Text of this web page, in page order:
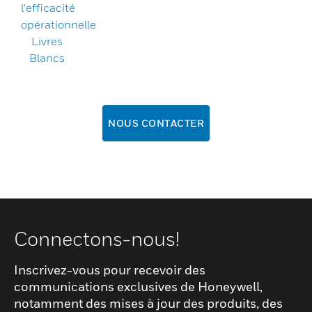
l'efficacité
opérationnelle
Livres
Blancs
NOUS CONTACTER
Connectons-nous!
Inscrivez-vous pour recevoir des
communications exclusives de Honeywell,
notamment des mises à jour des produits, des